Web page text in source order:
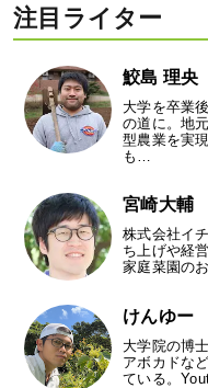
注目ライター
鮫島 理央
大学を卒業
の道に。地
型農業を実
も…
宮崎大輔
株式会社イ
ち上げや経
家庭菜園の
けんゆー
大学院の博
アボカドな
ている。